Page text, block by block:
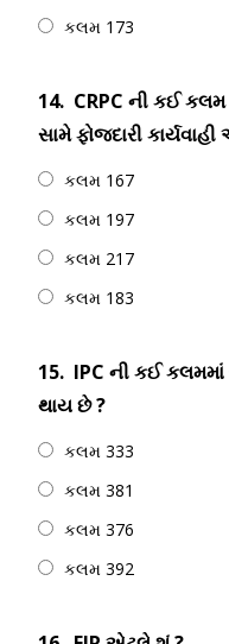
કલમ 173
14. CRPC ની કઈ
સામે ફોજદારી
કલમ 167
કલમ 197
કલમ 217
કલમ 183
15. IPC ની કઈ કલમમાં
થાય છે ?
કલમ 333
કલમ 381
કલમ 376
કલમ 392